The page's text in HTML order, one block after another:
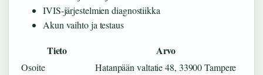
IVIS-järjestelmien diagnostiikka
Akun vaihto ja testaus
Tieto Arvo
Osoite
Hatanpään valtatie 48, 33900 Tampere